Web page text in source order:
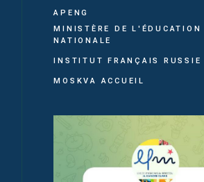
APENG
MINISTÈRE DE L'ÉDUCATION
NATIONALE
INSTITUT FRANÇAIS RUSSIE
MOSKVA ACCUEIL